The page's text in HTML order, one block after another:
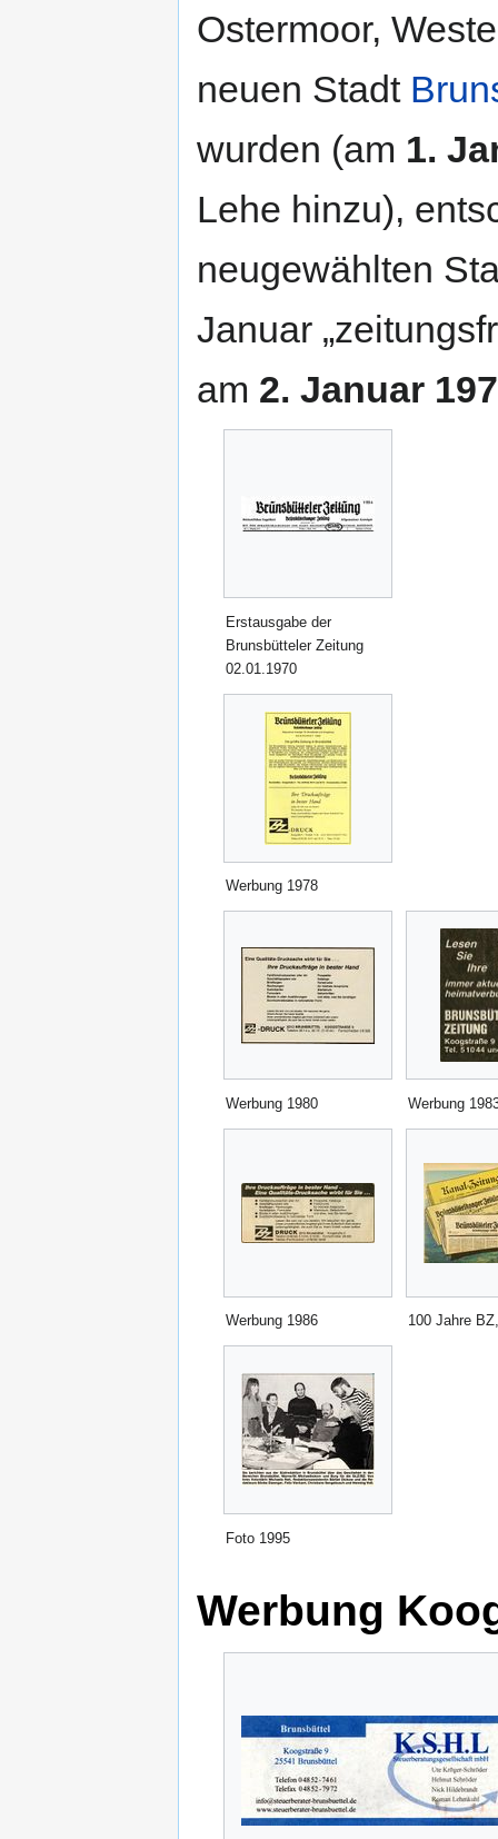
Ostermoor,
neuen Stadt
wurden (am 1.
Lehe hinzu),
neugewählten
Januar
am 2. Januar
Erstausgabe der
Brunsbütteler Zeitung
02.01.1970
Werbung 1978
Werbung 1980 Werbung
Werbung 1986 100 Jahre
Foto 1995
Werbung